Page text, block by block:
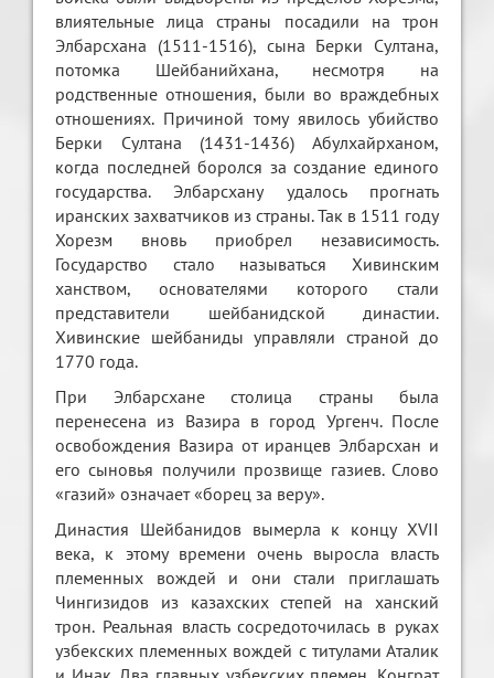
влиятельные лица страны посадили на трон
Элбарсхана (1511-1516), сына Берки Султана,
потомка Шейбанийхана, несмотря на
родственные отношения, были во враждебных
отношениях. Причиной тому явилось убийство
Берки Султана (1431-1436) Абулхайрханом,
когда последней боролся за создание единого
государства. Элбарсхану удалось прогнать
иранских захватчиков из страны. Так в 1511 году
Хорезм вновь приобрел независимость.
Государство стало называться Хивинским
ханством, основателями которого стали
представители шейбанидской династии.
Хивинские шейбаниды управляли страной до
1770 года.
При Элбарсхане столица страны была
перенесена из Вазира в город Ургенч. После
освобождения Вазира от иранцев Элбарсхан и
его сыновья получили прозвище газиев. Слово
«газий» означает «борец за веру».
Династия Шейбанидов вымерла к концу XVII
века, к этому времени очень выросла власть
племенных вождей и они стали приглашать
Чингизидов из казахских степей на ханский
трон. Реальная власть сосредоточилась в руках
узбекских племенных вождей с титулами Аталик